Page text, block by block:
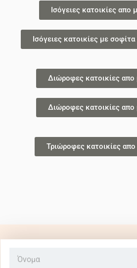
Ισόγειες κατοικίες απο
Ισόγειες κατοικίες με
Διώροφες κατοικίες απο
Διώροφες κατοικίες απο
Τριώροφες κατοικίες